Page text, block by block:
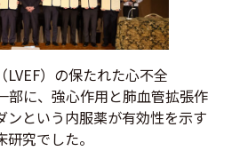
）の保たれた心不全
部に、強心作用と肺血管拡張作
ンという内服薬が有効性を示す
究でした。